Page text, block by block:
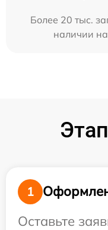
Более 20 тыс.
наличии
1
Оставьте